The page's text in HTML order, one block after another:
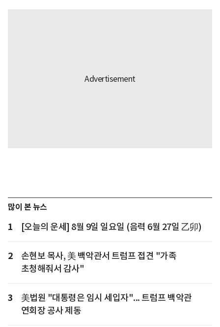
많이 본 뉴스
1 [오늘의 운세] 8월 9일 일요일 (음력 6월 27일 乙卯)
2
손현보 목사, 美 백악관서 트럼프 접견 "가족
초청해줘서 감사"
3
美법원 "대통령은 임시 세입자"... 트럼프 백악관
연회장 공사 제동